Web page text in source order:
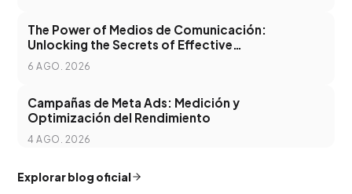
The Power of Medios de Comunicación:
Unlocking the Secrets of Effective
Communication in the Digital Age
6 AGO. 2026
Campañas de Meta Ads: Medición y
Optimización del Rendimiento
4 AGO. 2026
Explorar blog oficial